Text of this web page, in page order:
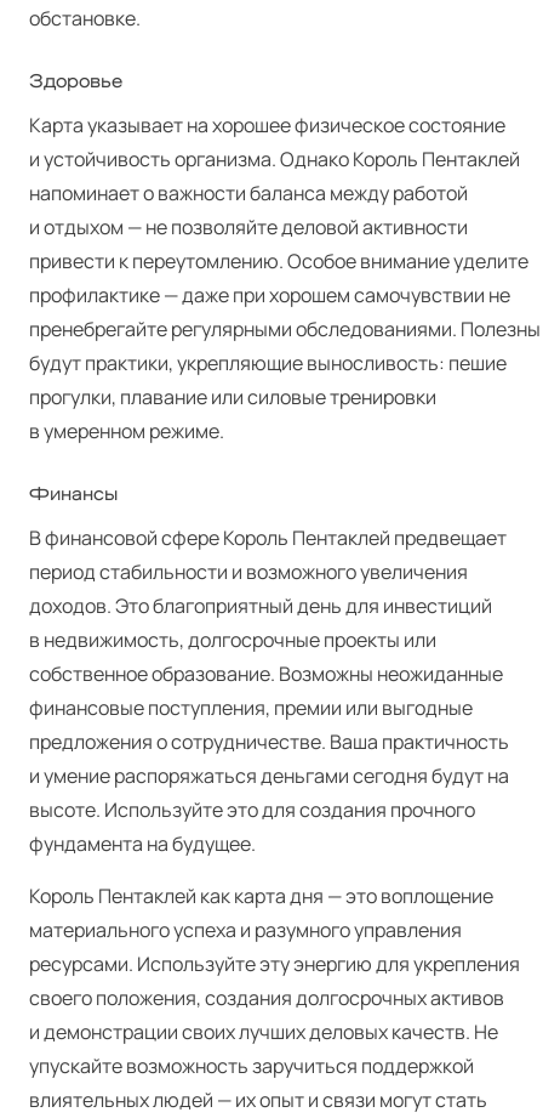
обстановке.
Здоровье
Карта указывает на хорошее физическое состояние
и устойчивость организма. Однако Король Пентаклей
напоминает о важности баланса между работой
и отдыхом — не позволяйте деловой активности
привести к переутомлению. Особое внимание уделите
профилактике — даже при хорошем самочувствии не
пренебрегайте регулярными обследованиями. Полезны
будут практики, укрепляющие выносливость: пешие
прогулки, плавание или силовые тренировки
в умеренном режиме.
Финансы
В финансовой сфере Король Пентаклей предвещает
период стабильности и возможного увеличения
доходов. Это благоприятный день для инвестиций
в недвижимость, долгосрочные проекты или
собственное образование. Возможны неожиданные
финансовые поступления, премии или выгодные
предложения о сотрудничестве. Ваша практичность
и умение распоряжаться деньгами сегодня будут на
высоте. Используйте это для создания прочного
фундамента на будущее.
Король Пентаклей как карта дня — это воплощение
материального успеха и разумного управления
ресурсами. Используйте эту энергию для укрепления
своего положения, создания долгосрочных активов
и демонстрации своих лучших деловых качеств. Не
упускайте возможность заручиться поддержкой
влиятельных людей — их опыт и связи могут стать